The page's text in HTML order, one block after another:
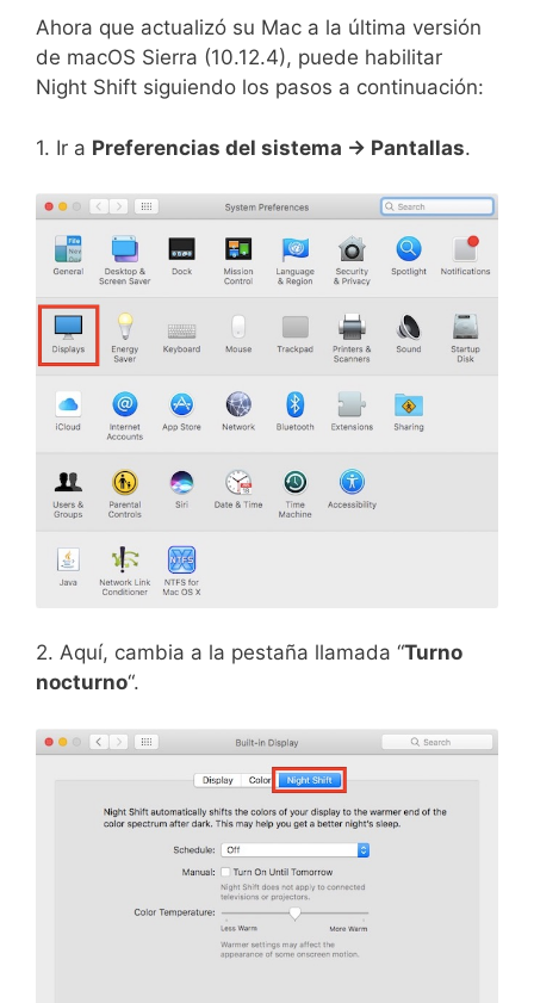
Ahora que actualizó su Mac a la última versión
de macOS Sierra (10.12.4), puede habilitar
Night Shift siguiendo los pasos a continuación:
1. Ir a Preferencias del sistema -> Pantallas.
2. Aquí, cambia a la pestaña llamada “Turno
nocturno“.